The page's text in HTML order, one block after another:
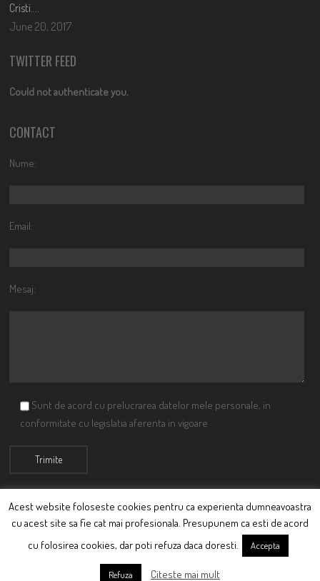
Cristi….
June 20, 2017
TWITTER FEED
Could not authenticate you.
CONTACT
Nume:
Email:
Mesaj:
Sunt de acord cu prelucrarea datelor mele personale, in
conformitate cu legislatia aferenta in vigoare
© Ciutacu 2015 Parte a Imperiului Ciutacesc.
Acest website foloseste cookies pentru ca experienta dumneavoastra
cu acest site sa fie cat mai profesionala. Presupunem ca esti de acord
cu folosirea cookies, dar poti refuza daca doresti.
Accepta
Refuza Citeste mai mult